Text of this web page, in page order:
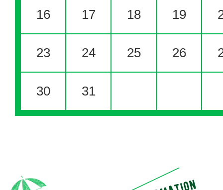
16 17 18 19
23 24 25 26
30 31